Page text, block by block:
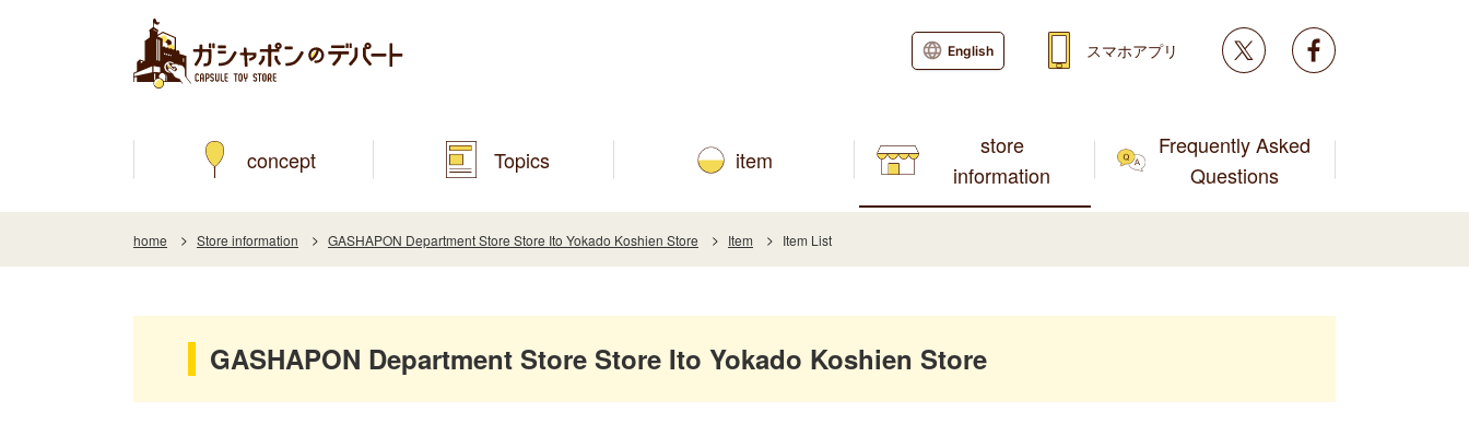
concept Topics item
store
information
Frequently Asked
Questions
English スマホアプリ Twitter
home Store information GASHAPON Department Store Store Ito Yokado Koshien Store Item Item List
GASHAPON Department Store Store Ito Yokado Koshien Store